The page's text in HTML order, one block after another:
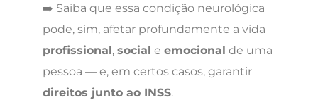
➡️ Saiba que essa condição neurológica
pode, sim, afetar profundamente a vida
profissional, social e emocional de uma
pessoa — e, em certos casos, garantir
direitos junto ao INSS.